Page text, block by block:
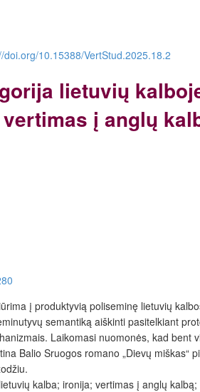
doi.org/10.15388/VertStud.2025.18.2
lietuvių
į anglų
į produktyvią poliseminę lietuvių
semantiką aiškinti pasitelkiant
Laikomasi nuomonės, kad
Balio Sruogos romano „Dievų
kalba; ironija; vertimas į anglų kalbą;